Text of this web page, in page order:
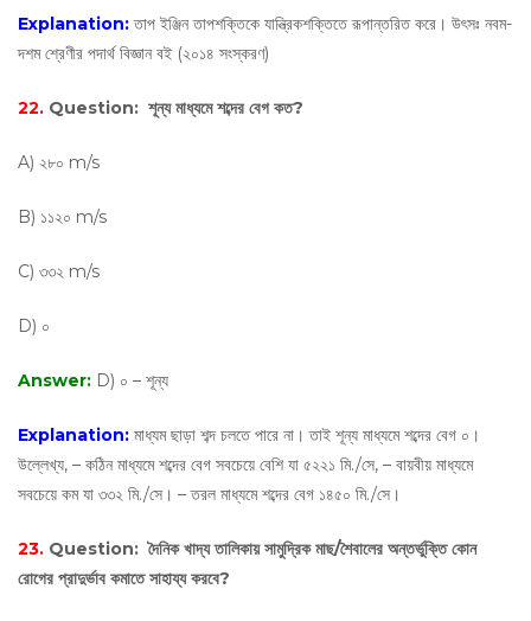
Explanation:তাপ ইঞ্জিন তাপশক্তিকে যান্ত্রিকশক্তিতে রূপান্তরিত করে। উৎসঃ নবম-
দশম শ্রেণীর পদার্থ বিজ্ঞান বই (২০১৪ সংস্করণ)
22. Question: শূন্য মাধ্যমে শব্দের বেগ কত?
A) ২৮০ m/s
B) ১১২০ m/s
C) ৩৩২ m/s
D) ০
Answer: D) ০ – শূন্য
Explanation: মাধ্যম ছাড়া শব্দ চলতে পারে না। তাই শূন্য মাধ্যমে শব্দের বেগ ০।
উল্লেখ্য, – কঠিন মাধ্যমে শব্দের বেগ সবচেয়ে বেশি যা ৫২২১ মি./সে, – বায়বীয় মাধ্যমে
সবচেয়ে কম যা ৩৩২ মি./সে। – তরল মাধ্যমে শব্দের বেগ ১৪৫০ মি./সে।
23. Question: দৈনিক খাদ্য তালিকায় সামুদ্রিক মাছ/শৈবালের অন্তর্ভুক্তি কোন
রোগের প্রাদুর্ভাব কমাতে সাহায্য করবে?